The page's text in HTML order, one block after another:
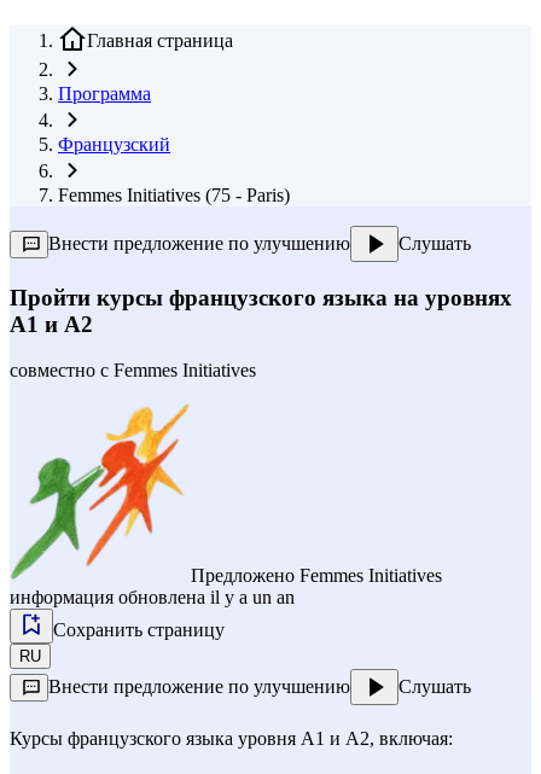
Главная страница
Программа
Французский
Femmes Initiatives (75 - Paris)
Внести предложение по улучшению Слушать
Пройти курсы французского языка на уровнях
А1 и А2
совместно с Femmes Initiatives
Предложено Femmes Initiatives
информация обновлена il y a un an
Сохранить страницу
RU
Внести предложение по улучшению Слушать
Курсы французского языка уровня A1 и A2, включая: